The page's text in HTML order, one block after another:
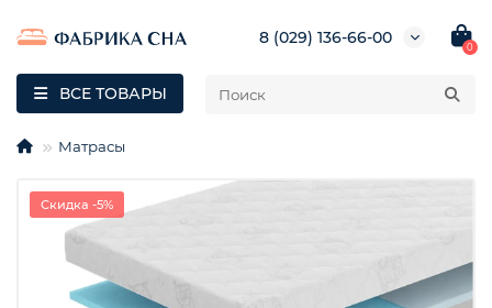
8 (029) 136-66-00
0
ВСЕ ТОВАРЫ
Матрасы
Скидка -5%